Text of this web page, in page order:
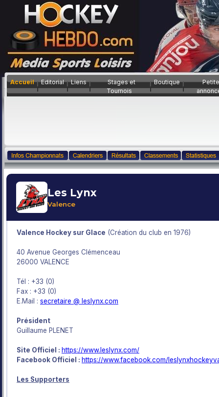
Accueil Editorial Liens
Stages et
Tournois
Boutique
Les Lynx
Valence
Valence Hockey sur Glace (Création du club en 1976)
40 Avenue Georges Clémenceau
26000 VALENCE
Tél : +33 (0)
Fax : +33 (0)
E.Mail : secretaire @ leslynx.com
Président
Guillaume PLENET
Site Officiel : https://www.leslynx.com/
Facebook Officiel : https://www.facebook.com/
Les Supporters